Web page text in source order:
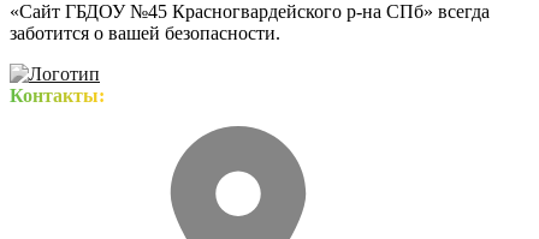
«Сайт ГБДОУ №45 Красногвардейского р-на СПб» всегда
заботится о вашей безопасности.
Контакты: